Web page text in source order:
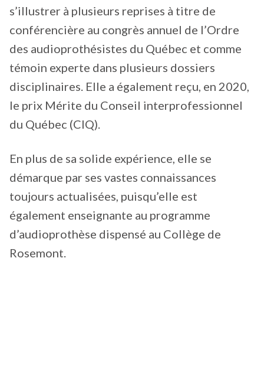
s’illustrer à plusieurs reprises à titre de
conférencière au congrès annuel de l’Ordre
des audioprothésistes du Québec et comme
témoin experte dans plusieurs dossiers
disciplinaires. Elle a également reçu, en 2020,
le prix Mérite du Conseil interprofessionnel
du Québec (CIQ).
En plus de sa solide expérience, elle se
démarque par ses vastes connaissances
toujours actualisées, puisqu’elle est
également enseignante au programme
d’audioprothèse dispensé au Collège de
Rosemont.